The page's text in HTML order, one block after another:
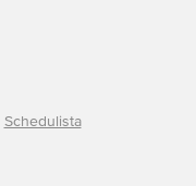
Schedulista